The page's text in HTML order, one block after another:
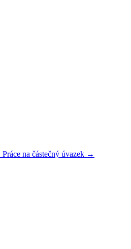
Práce na částečný úvazek →